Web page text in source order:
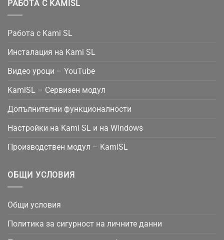
РАБОТА С KAMISL
Работа с Kami SL
Инсталация на Kami SL
Видео уроци – YouTube
KamiSL – Сервизен модул
Допълнителни функционалности
Настройки на Kami SL и на Windows
Производствен модул – KamiSL
ОБЩИ УСЛОВИЯ
Общи условия
Политика за сигурност на личните данни